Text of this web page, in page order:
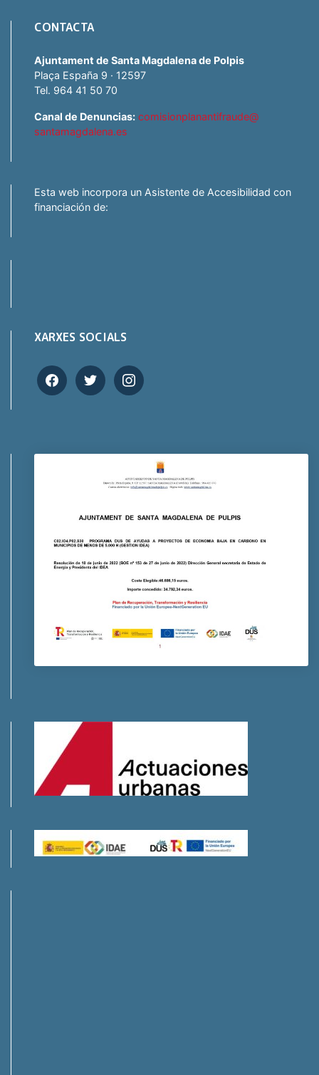
CONTACTA
Ajuntament de Santa Magdalena de Polpis
Plaça España 9 · 12597
Tel. 964 41 50 70
Canal de Denuncias: comisionplanantifraude@
santamagdalena.es
Esta web incorpora un Asistente de Accesibilidad con
financiación de:
XARXES SOCIALS
facebooktwitter instagram